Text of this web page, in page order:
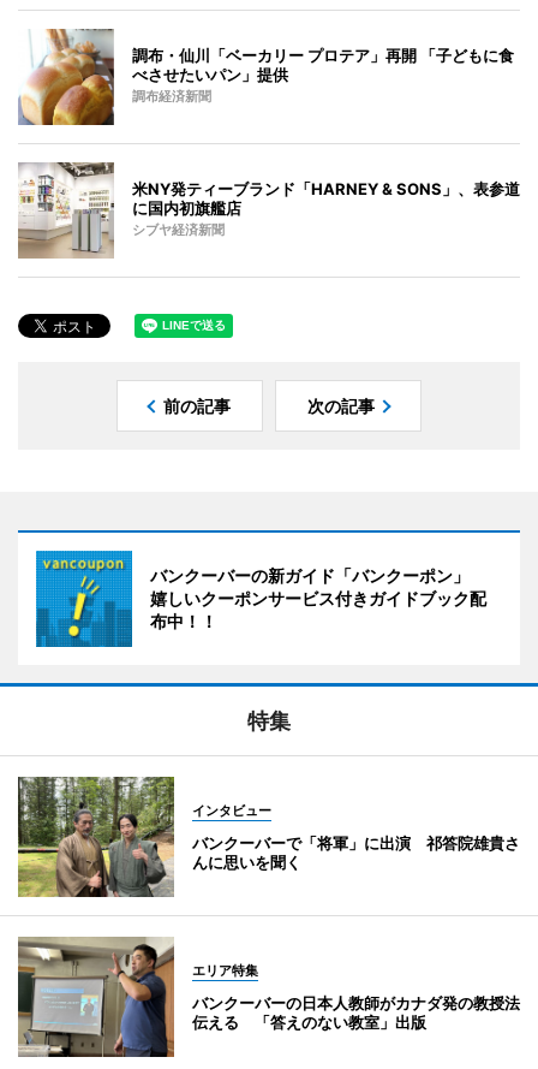
調布・仙川「ベーカリー プロテア」再開 「子どもに食
べさせたいパン」提供
調布経済新聞
米NY発ティーブランド「HARNEY & SONS」、表参道
に国内初旗艦店
シブヤ経済新聞
前の記事 次の記事
バンクーバーの新ガイド「バンクーポン」
嬉しいクーポンサービス付きガイドブック配
布中！！
特集
インタビュー
バンクーバーで「将軍」に出演 祁答院雄貴さ
んに思いを聞く
エリア特集
バンクーバーの日本人教師がカナダ発の教授法
伝える 「答えのない教室」出版